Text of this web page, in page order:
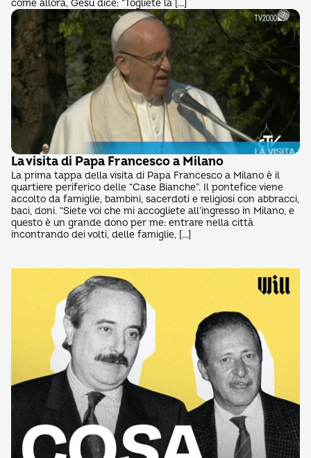
come allora, Gesù dice: “Togliete la […]
La visita di Papa Francesco a Milano
La prima tappa della visita di Papa Francesco a Milano è il
quartiere periferico delle “Case Bianche”. Il pontefice viene
accolto da famiglie, bambini, sacerdoti e religiosi con abbracci,
baci, doni. “Siete voi che mi accogliete all’ingresso in Milano, e
questo è un grande dono per me: entrare nella città
incontrando dei volti, delle famiglie, […]